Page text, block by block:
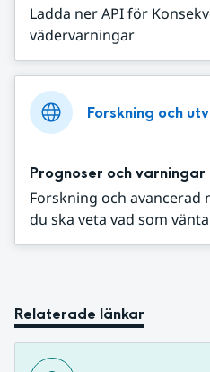
Ladda ner API för
vädervarningar
Forskning och
Prognoser och varningar
Forskning och
du ska veta vad som
Relaterade länkar